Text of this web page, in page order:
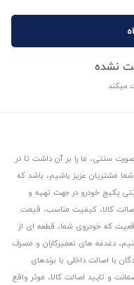
نشده
میکند
سنتی، ما را بر آن داشت تا در
مشتریان عزیز باشیم، باشد که
پکیج خودرو در جهت تهیه و
کالا، کیفیت مناسب، قیمت
که خودروی شما، قطعه ای از
دغدغه های تعمیرکاران و مصرف
با اصالت داخلی با برندهای
و تایید اصالت کالا، موثر واقع